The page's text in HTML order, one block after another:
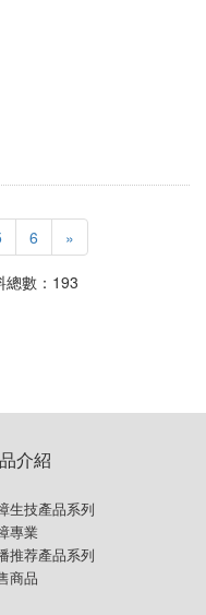
6 »
數：193
介紹
生技產品系列
專業
推荐產品系列
商品